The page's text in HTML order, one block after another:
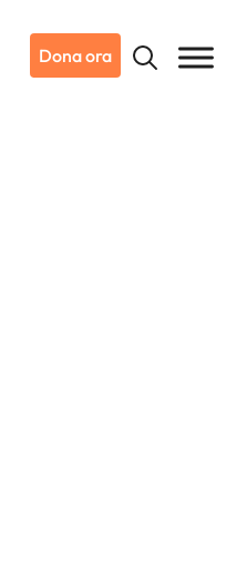
Dona ora
120.000 euro